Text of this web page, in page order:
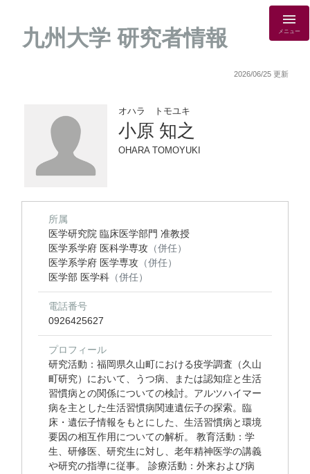
九州大学 研究者情報 メニュー
2026/06/25 更新
オハラ トモユキ
小原 知之
OHARA TOMOYUKI
所属
医学研究院 臨床医学部門 准教授
医学系学府 医科学専攻 （併任）
医学系学府 医学専攻 （併任）
医学部 医学科 （併任）
電話番号
0926425627
プロフィール
研究活動：福岡県久山町における疫学調査（久山
町研究）において、うつ病、または認知症と生活
習慣病との関係についての検討。アルツハイマー
病を主とした生活習慣病関連遺伝子の探索。臨
床・遺伝子情報をもとにした、生活習慣病と環境
要因の相互作用についての解析。 教育活動：学
生、研修医、研究生に対し、老年精神医学の講義
や研究の指導に従事。 診療活動：外来および病